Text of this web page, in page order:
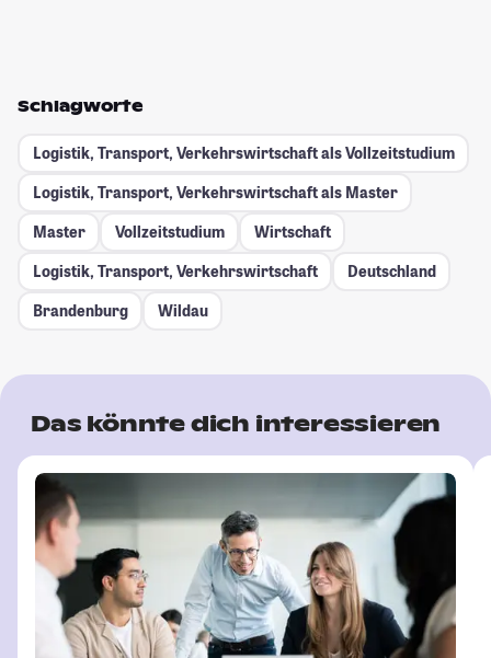
Schlagworte
Logistik, Transport, Verkehrswirtschaft als Vollzeitstudium
Logistik, Transport, Verkehrswirtschaft als Master
Master
Vollzeitstudium
Wirtschaft
Logistik, Transport, Verkehrswirtschaft
Deutschland
Brandenburg
Wildau
Das könnte dich interessieren